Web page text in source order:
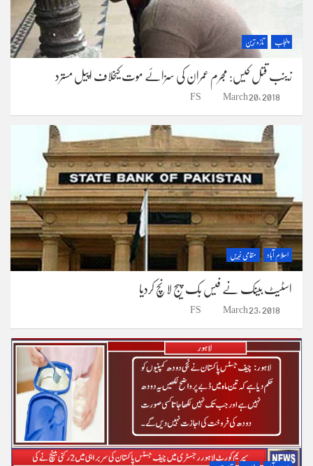
پنجاب تازہ ترین
زینب قتل کیس: مجرم عمران کی سزائے موت کیخلاف اپیل مسترد
March 20, 2018
FS
اسلام آباد مقامی خبریں
اسٹیٹ بینک نے فیس بک پیج لانچ کردیا
March 23, 2018
FS